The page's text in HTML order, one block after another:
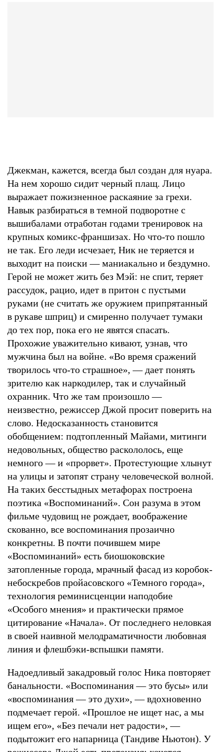
Джекман, кажется, всегда был создан для нуара.
На нем хорошо сидит черный плащ. Лицо
выражает пожизненное раскаяние за грехи.
Навык разбираться в темной подворотне с
вышибалами отработан годами тренировок на
крупных комикс-франшизах. Но что-то пошло
не так. Его леди исчезает, Ник не теряется и
выходит на поиски — маниакально и бездумно.
Герой не может жить без Мэй: не спит, теряет
рассудок, рацио, идет в притон с пустыми
руками (не считать же оружием припрятанный
в рукаве шприц) и смиренно получает тумаки
до тех пор, пока его не явятся спасать.
Прохожие уважительно кивают, узнав, что
мужчина был на войне. «Во время сражений
творилось что-то страшное», — дает понять
зрителю как наркодилер, так и случайный
охранник. Что же там произошло —
неизвестно, режиссер Джой просит поверить на
слово. Недосказанность становится
обобщением: подтопленный Майами, митинги
недовольных, общество раскололось, еще
немного — и «прорвет». Протестующие хлынут
на улицы и затопят страну человеческой волной.
На таких бесстыдных метафорах построена
поэтика «Воспоминаний». Сон разума в этом
фильме чудовищ не рождает, воображение
скованно, все воспоминания прозаично
конкретны. В почти почившем мире
«Воспоминаний» есть биошоковские
затопленные города, мрачный фасад из коробок-
небоскребов пройасовского «Темного города»,
технология реминисценции наподобие
«Особого мнения» и практически прямое
цитирование «Начала». От последнего неловкая
в своей наивной мелодраматичности любовная
линия и флешбэки-вспышки памяти.
Надоедливый закадровый голос Ника повторяет
банальности. «Воспоминания — это бусы» или
«воспоминания — это духи», — вдохновенно
подмечает герой. «Прошлое не ищет нас, а мы
ищем его», «Без печали нет радости», —
подытожит его напарница (Тандиве Ньютон). У